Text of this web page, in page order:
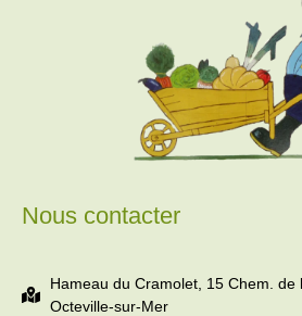
Nous contacter
Hameau du Cramolet, 15 Chem. de
Octeville-sur-Mer